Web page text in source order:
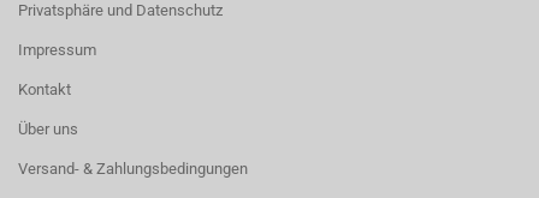
Privatsphäre und Datenschutz
Impressum
Kontakt
Über uns
Versand- & Zahlungsbedingungen